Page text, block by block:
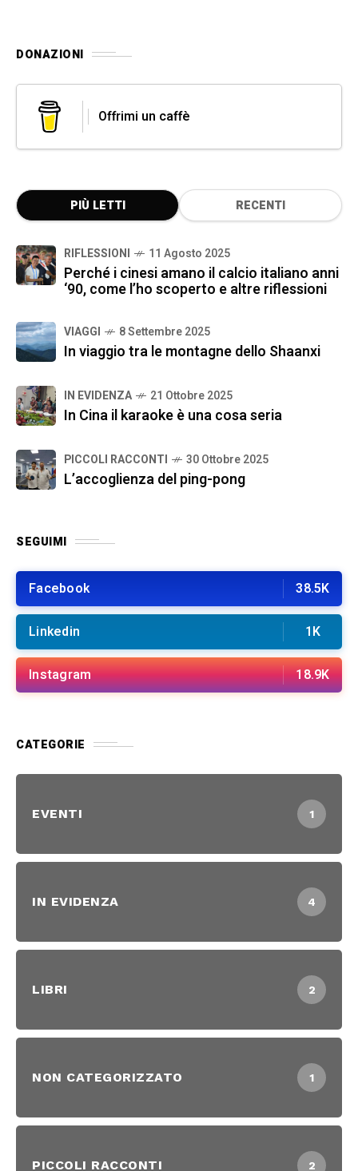
DONAZIONI
Offrimi un caffè
PIÙ LETTI RECENTI
RIFLESSIONI 11 Agosto 2025
Perché i cinesi amano il calcio italiano anni
‘90, come l’ho scoperto e altre riflessioni
VIAGGI 8 Settembre 2025
In viaggio tra le montagne dello Shaanxi
IN EVIDENZA 21 Ottobre 2025
In Cina il karaoke è una cosa seria
PICCOLI RACCONTI 30 Ottobre 2025
L’accoglienza del ping-pong
SEGUIMI
Facebook 38.5K
Linkedin 1K
Instagram 18.9K
CATEGORIE
EVENTI 1
IN EVIDENZA 4
LIBRI 2
NON CATEGORIZZATO 1
PICCOLI RACCONTI 2